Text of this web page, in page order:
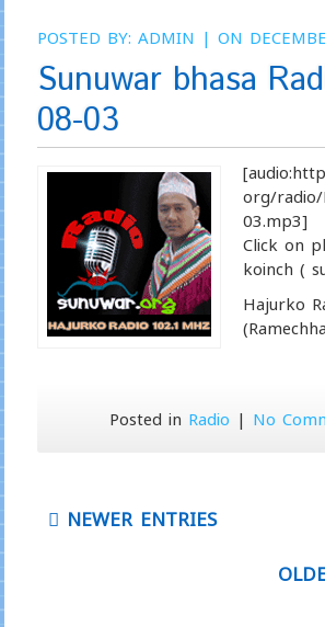
POSTED BY: ADMIN | ON
Sunuwar bhasa
08-03
org/
03.mp3]
Click on
koinch (
Hajurko
Posted in Radio | No
NEWER ENTRIES